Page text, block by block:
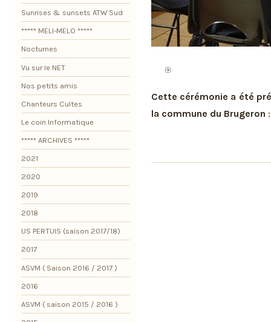
Cette cérémonie a été
la commune du Brugeron
Sunrises & sunsets ATW Sud
***** MELI-MELO *****
Nocturnes
Vu sur le NET
Nos petits amis
Chanteurs Cultes
Le coin Informatique
***** ARCHIVES *****
2021
2020
2019
2018
US PERTUIS (saison 2017/18)
2017
ASVM ( Saison 2016 / 2017 )
2016
ASVM ( saison 2015 / 2016 )